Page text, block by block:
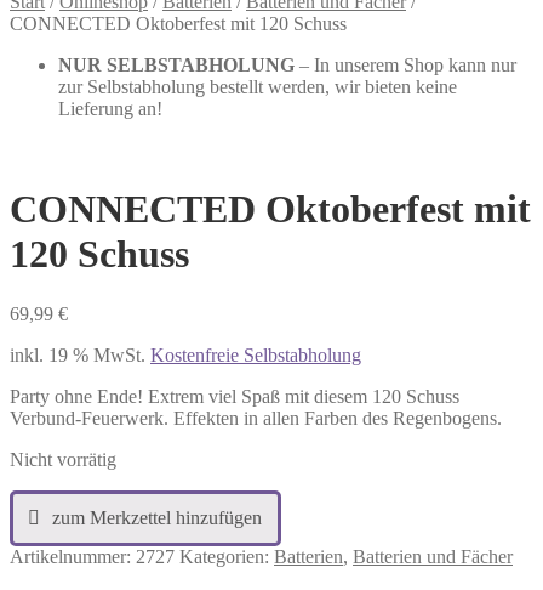
CONNECTED Oktoberfest mit 120 Schuss
NUR SELBSTABHOLUNG – In unserem Shop kann nur
zur Selbstabholung bestellt werden, wir bieten keine
Lieferung an!
CONNECTED Oktoberfest mit
120 Schuss
69,99 €
inkl. 19 % MwSt. Kostenfreie Selbstabholung
Party ohne Ende! Extrem viel Spaß mit diesem 120 Schuss
Verbund-Feuerwerk. Effekten in allen Farben des Regenbogens.
Nicht vorrätig
Artikelnummer: 2727 Kategorien: Batterien, Batterien und Fächer